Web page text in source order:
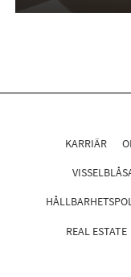
KARRIÄR
REAL ESTATE